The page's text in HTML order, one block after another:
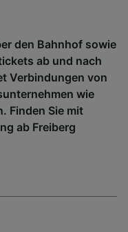
den Bahnhof sowie
ab und nach
Verbindungen von
wie
Finden Sie mit
ab Freiberg